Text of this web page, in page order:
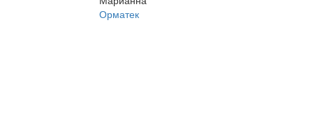
Орматек